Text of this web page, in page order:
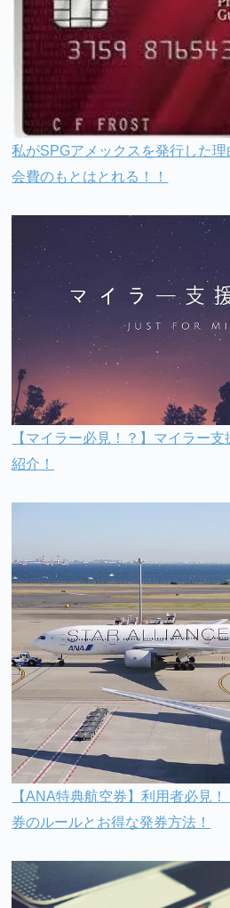
私がSPGアメックスを発行した
会費のもとはとれる！！
【マイラー必見！？】マイラー
紹介！
【ANA特典航空券】利用者必見
券のルールとお得な発券方法！